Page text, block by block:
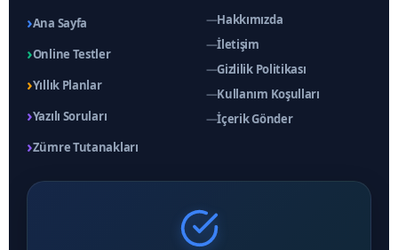
›Ana Sayfa
›Online Testler
›Yıllık Planlar
›Yazılı Soruları
›Zümre Tutanakları
—Hakkımızda
—İletişim
—Gizlilik Politikası
—Kullanım Koşulları
—İçerik Gönder